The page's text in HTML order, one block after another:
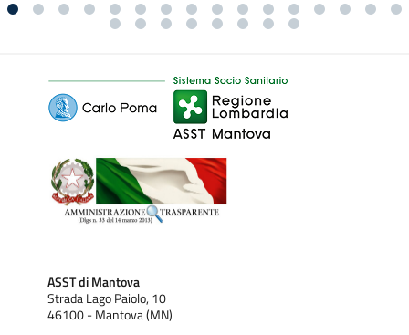
ASST di Mantova
Strada Lago Paiolo, 10
46100 - Mantova (MN)